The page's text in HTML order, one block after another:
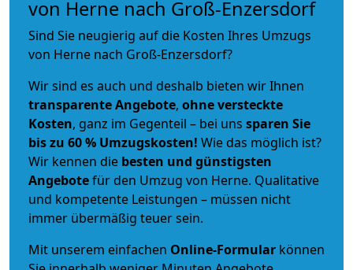
von Herne nach Groß-Enzersdorf
Sind Sie neugierig auf die Kosten Ihres Umzugs
von Herne nach Groß-Enzersdorf?
Wir sind es auch und deshalb bieten wir Ihnen
transparente Angebote, ohne versteckte
Kosten, ganz im Gegenteil – bei uns sparen Sie
bis zu 60 % Umzugskosten! Wie das möglich ist?
Wir kennen die besten und günstigsten
Angebotefür den Umzug von Herne. Qualitative
und kompetente Leistungen – müssen nicht
immer übermäßig teuer sein.
Mit unserem einfachen Online-Formular können